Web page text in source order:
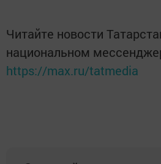
Читайте новости
национальном
https://max.ru/tatmedia